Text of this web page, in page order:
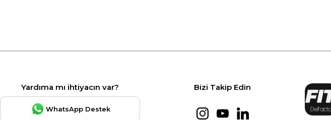
Yardıma mı ihtiyacın var?
WhatsApp Destek
Bizi Takip Edin